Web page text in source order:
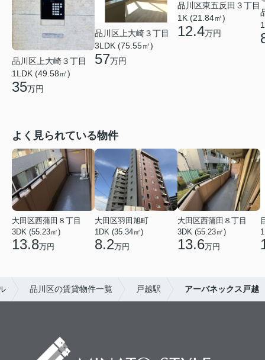
品川区上大崎３丁目
1LDK (49.58㎡)
35万円
品川区上大崎３丁目
3LDK (75.55㎡)
57万円
品川区東五反田３丁目
1K (21.84㎡)
12.4万円
よく見られている物件
大田区西蒲田８丁目
3DK (55.23㎡)
13.8万円
大田区羽田旭町
1DK (35.34㎡)
8.2万円
大田区西蒲田８丁目
3DK (55.23㎡)
13.6万円
品川区の賃貸物件一覧 戸越駅 アーバネックス戸越